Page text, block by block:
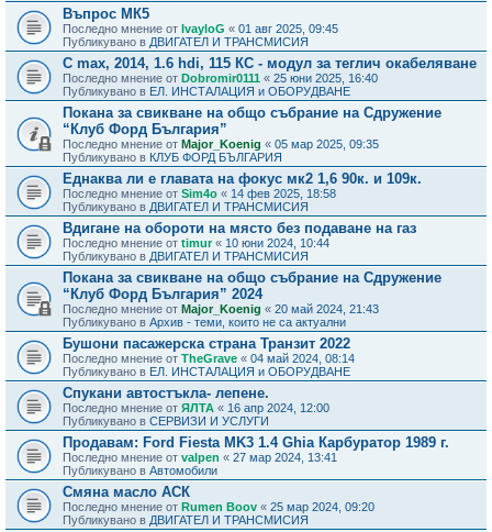
Въпрос МК5
Последно мнение от IvayloG « 01 авг 2025, 09:45
Публикувано в ДВИГАТЕЛ И ТРАНСМИСИЯ
C max, 2014, 1.6 hdi, 115 КС - модул за теглич окабеляване
Последно мнение от Dobromir0111 « 25 юни 2025, 16:40
Публикувано в ЕЛ. ИНСТАЛАЦИЯ и ОБОРУДВАНЕ
Покана за свикване на общо събрание на Сдружение
“Клуб Форд България”
Последно мнение от Major_Koenig « 05 мар 2025, 09:35
Публикувано в КЛУБ ФОРД БЪЛГАРИЯ
Еднаква ли е главата на фокус мк2 1,6 90к. и 109к.
Последно мнение от Sim4o « 14 фев 2025, 18:58
Публикувано в ДВИГАТЕЛ И ТРАНСМИСИЯ
Вдигане на обороти на място без подаване на газ
Последно мнение от timur« 10 юни 2024, 10:44
Публикувано в ДВИГАТЕЛ И ТРАНСМИСИЯ
Покана за свикване на общо събрание на Сдружение
“Клуб Форд България” 2024
Последно мнение от Major_Koenig « 20 май 2024, 21:43
Публикувано в Архив - теми, които не са актуални
Бушони пасажерска страна Транзит 2022
Последно мнение от TheGrave « 04 май 2024, 08:14
Публикувано в ЕЛ. ИНСТАЛАЦИЯ и ОБОРУДВАНЕ
Спукани автостъкла- лепене.
Последно мнение от ЯЛТА « 16 апр 2024, 12:00
Публикувано в СЕРВИЗИ И УСЛУГИ
Продавам: Ford Fiesta MK3 1.4 Ghia Карбуратор 1989 г.
Последно мнение от valpen « 27 мар 2024, 13:41
Публикувано в Автомобили
Смяна масло АСК
Последно мнение от Rumen Boov « 25 мар 2024, 09:20
Публикувано в ДВИГАТЕЛ И ТРАНСМИСИЯ